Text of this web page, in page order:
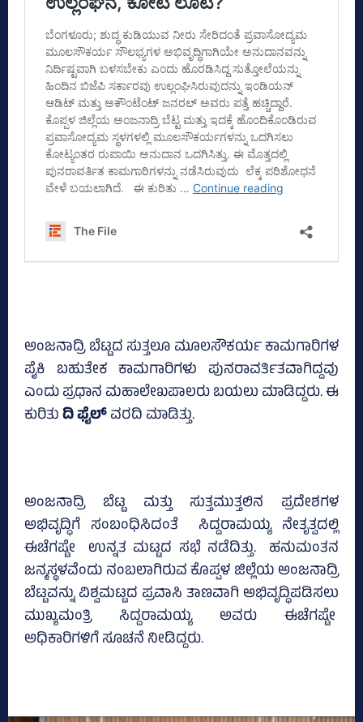
ಅಂಜನಾದ್ರಿ ಬೆಟ್ಟದ ಸುತ್ತಲೂ ಮೂಲಸೌಕರ್ಯ ಕಾಮಗಾರಿಗಳ
ಪೈಕಿ ಬಹುತೇಕ ಕಾಮಗಾರಿಗಳು ಪುನರಾವರ್ತಿತವಾಗಿದ್ದವು
ಎಂದು ಪ್ರಧಾನ ಮಹಾಲೇಖಪಾಲರು ಬಯಲು ಮಾಡಿದ್ದರು. ಈ
ಕುರಿತುದಿ ಫೈಲ್‌ವರದಿ ಮಾಡಿತ್ತು.
ಅಂಜನಾದ್ರಿ ಬೆಟ್ಟ ಮತ್ತು ಸುತ್ತಮುತ್ತಲಿನ ಪ್ರದೇಶಗಳ
ಅಭಿವೃದ್ಧಿಗೆ ಸಂಬಂಧಿಸಿದಂತೆ ಸಿದ್ದರಾಮಯ್ಯ ನೇತೃತ್ವದಲ್ಲಿ
ಈಚೆಗಷ್ಟೇ ಉನ್ನತ ಮಟ್ಟದ ಸಭೆ ನಡೆದಿತ್ತು. ಹನುಮಂತನ
ಜನ್ಮಸ್ಥಳವೆಂದು ನಂಬಲಾಗಿರುವ ಕೊಪ್ಪಳ ಜಿಲ್ಲೆಯ ಅಂಜನಾದ್ರಿ
ಬೆಟ್ಟವನ್ನು ವಿಶ್ವಮಟ್ಟದ ಪ್ರವಾಸಿ ತಾಣವಾಗಿ ಅಭಿವೃದ್ಧಿಪಡಿಸಲು
ಮುಖ್ಯಮಂತ್ರಿ ಸಿದ್ದರಾಮಯ್ಯ ಅವರು ಈಚೆಗಷ್ಟೇ
ಅಧಿಕಾರಿಗಳಿಗೆ ಸೂಚನೆ ನೀಡಿದ್ದರು.